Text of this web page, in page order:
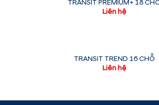
TRANSIT PREMIUM+ 18
Liên hệ
TRANSIT TREND 16 CHỖ
Liên hệ